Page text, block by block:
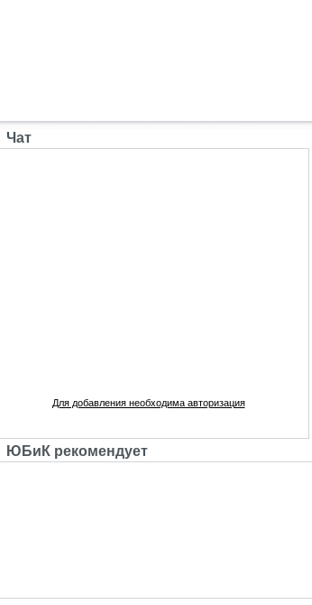
Чат
Для добавления необходима авторизация
ЮБиК рекомендует